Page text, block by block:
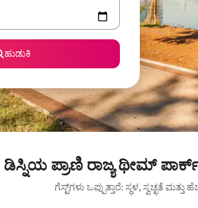
ಹುಡುಕಿ
ಡಿಸ್ನಿಯ ಪ್ರಾಣಿ ರಾಜ್ಯ ಥೀಮ್
ಗೆಸ್ಟ್‌ಗಳು ಒಪ್ಪುತ್ತಾರೆ: ಸ್ಥಳ, ಸ್ವಚ್ಛತೆ